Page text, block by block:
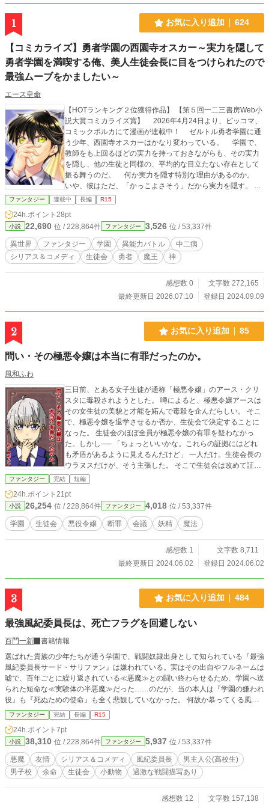
1 お気に入り追加 624
【コミカライズ】勇者学園の西園寺オスカー～実力を隠して
勇者学園を満喫する俺、美人生徒会長に目をつけられたので
最強ムーブをかましたい～
エース皇命
【HOTランキング２位獲得作品】 【第５回一二三書房Web小
説大賞コミカライズ賞】 2026年4月24日より、ピッコマ、
コミックポルカにて漫画が連載中！ ゼルトル勇者学園に通
う少年、西園寺オスカーはかなり変わっている。 学園で、
教師をも上回るほどの実力を持っておきながらも、その実力
を隠し、他の生徒と同様の、平均的な目立たない存在として
振る舞うのだ。 何か実力を隠す特別な理由があるのか。
いや、彼はただ、「かっこよさそう」だから実力を隠す。
そんな中、隣の席の美少女セレナや、生徒会長のアリア、剣
術教師であるレイヴンなどは、「西園寺オスカーは何かを隠
している」というような疑念を抱き始めるのだった。 貴族
出身の傲慢なクラスメイトに、彼と対峙することを選ぶ生徒
会〈ガーディアンズ・オブ・ゼルトル〉、さらには魔王ま
で、西園寺オスカーの前に立ちはだかる。 オスカーはどう
やって最強の力を手にしたのか。授業や試験ではどんなムー
を揺るがす、最強中二病主人公の爆誕を見逃すな！ ※小説家
になろう、カクヨム、pixivにも投稿中。
ファンタジー 連載中 長編 R15
24h.ポイント 28pt
小説 22,690 位 / 228,864件 ファンタジー 3,526 位 / 53,337件
異世界 ファンタジー 学園 異能力バトル
中二病
シリアス＆コメディ
生徒会 勇者 魔王 神
感想数 0
文字数 272,165
最終更新日 2026.07.10
登録日 2024.09.09
2 お気に入り追加 85
問い・その極悪令嬢は本当に有罪だったのか。
風和ふわ
三日前、とある女子生徒が通称「極悪令嬢」のアース・クリ
スタに毒殺されようとした。 噂によると、極悪令嬢アースは
その女生徒の美貌と才能を妬んで毒殺を企んだらしい。 そこ
で、極悪令嬢を退学させるか否か、生徒会で決定することに
なった。 生徒会のほぼ全員が極悪令嬢の有罪を疑わなかっ
た。しかし── 「ちょっといいかな。これらの証拠にはどれ
も矛盾があるように見えるんだけど」 一人だけ。生徒会長の
ウラヌスだけが、そう主張した。 そこで生徒会は改めて証拠
を見直し、今回の毒殺事件についてウラヌスを中心として話
し合っていく──。
ファンタジー 完結 短編
24h.ポイント 21pt
小説 26,254 位 / 228,864件 ファンタジー 4,018 位 / 53,337件
学園 生徒会 悪役令嬢 断罪 会議 妖精 魔法
感想数 1
文字数 8,711
最終更新日 2024.06.02
登録日 2024.06.02
3 お気に入り追加 484
最強風紀委員長は、死亡フラグを回避しない
百門一新
書籍情報
選ばれた貴族の少年たちが通う学園で、戦闘奴隷出身として知られている『最強
風紀委員長サード・サリファン』は嫌われている。実はその出自やフルネームは
嘘で、百年ごとに繰り返されている≪悪魔≫との闘い終わらせるため、学園へ送
られた短命な≪実験体の半悪魔≫だった……のだが、当の本人は『学園の嫌われ
役』も『死ぬための使命』も全く悲観していなかった。 何故か慕ってくる風紀
委員会のメンバーと共に、サードは男同士キャーキャー言い合う現状を「理解し
難い（困惑）」と思いながら違反者をぶっ飛ばし、喧嘩を売ってくる生徒会を相
手にし、――そして半悪魔体としての寿命が迫る中とうとう≪悪魔≫が現われ
る。 【小説家になろう】様にも掲載しております。
ファンタジー 完結 長編 R15
24h.ポイント 7pt
小説 38,310 位 / 228,864件 ファンタジー 5,937 位 / 53,337件
悪魔 友情 シリアス＆コメディ 風紀委員長
男主人公(高校生)
男子校
余命 生徒会 小動物 過激な戦闘描写あり
感想数 12
文字数 157,138